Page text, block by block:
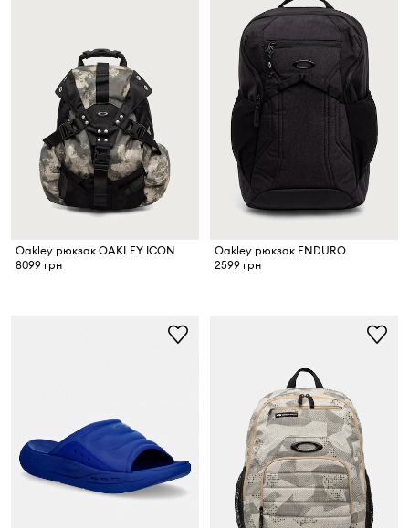
Oakley рюкзак OAKLEY ICON
8099 грн
Oakley рюкзак ENDURO
2599 грн